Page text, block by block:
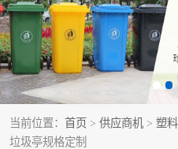
当前位置： 首页 > 供应商机 > 塑
垃圾亭规格定制
办公室脚踩垃圾桶
分类果皮箱
垃圾分类房
防疫岗亭